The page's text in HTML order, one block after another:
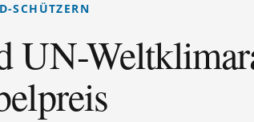
SCHÜTZERN
UN-